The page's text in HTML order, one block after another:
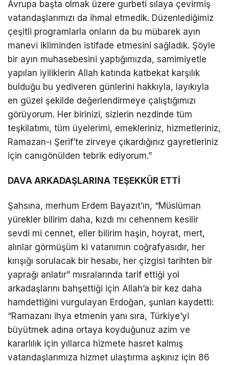
Avrupa başta olmak üzere gurbeti sılaya çevirmiş
vatandaşlarımızı da ihmal etmedik. Düzenlediğimiz
çeşitli programlarla onların da bu mübarek ayın
manevi ikliminden istifade etmesini sağladık. Şöyle
bir ayın muhasebesini yaptığımızda, samimiyetle
yapılan iyiliklerin Allah katında katbekat karşılık
bulduğu bu yediveren günlerini hakkıyla, layıkıyla
en güzel şekilde değerlendirmeye çalıştığımızı
görüyorum. Her birinizi, sizlerin nezdinde tüm
teşkilatımı, tüm üyelerimi, emekleriniz, hizmetleriniz,
Ramazan-ı Şerif’te zirveye çıkardığınız gayretleriniz
için canıgönülden tebrik ediyorum.”
DAVA ARKADAŞLARINA TEŞEKKÜR ETTİ
Şahsına, merhum Erdem Bayazıt’ın, “Müslüman
yürekler bilirim daha, kızdı mı cehennem kesilir
sevdi mi cennet, eller bilirim haşin, hoyrat, mert,
alınlar görmüşüm ki vatanımın coğrafyasıdır, her
kırışığı sorulacak bir hesabı, her çizgisi tarihten bir
yaprağı anlatır” mısralarında tarif ettiği yol
arkadaşlarını bahşettiği için Allah’a bir kez daha
hamdettiğini vurgulayan Erdoğan, şunları kaydetti:
“Ramazanı ihya etmenin yanı sıra, Türkiye’yi
büyütmek adına ortaya koyduğunuz azim ve
kararlılık için yıllarca hizmete hasret kalmış
vatandaşlarımıza hizmet ulaştırma aşkınız için 86